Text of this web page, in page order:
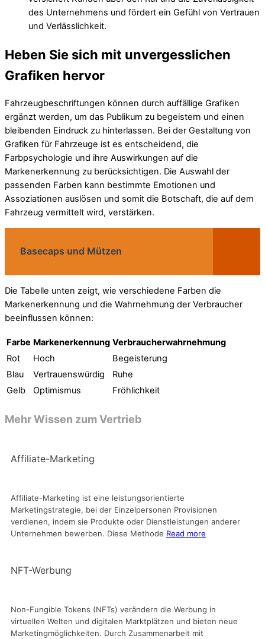
des Unternehmens und fördert ein Gefühl von Vertrauen
und Verlässlichkeit.
Heben Sie sich mit unvergesslichen
Grafiken hervor
Fahrzeugbeschriftungen können durch auffällige Grafiken
ergänzt werden, um das Publikum zu begeistern und einen
bleibenden Eindruck zu hinterlassen. Bei der Gestaltung von
Grafiken für Fahrzeuge ist es entscheidend, die
Farbpsychologie und ihre Auswirkungen auf die
Markenerkennung zu berücksichtigen. Die Auswahl der
passenden Farben kann bestimmte Emotionen und
Assoziationen auslösen und somit die Botschaft, die auf dem
Fahrzeug vermittelt wird, verstärken.
Basecaps und Mützen
Die Tabelle unten zeigt, wie verschiedene Farben die
Markenerkennung und die Wahrnehmung der Verbraucher
beeinflussen können:
Farbe Markenerkennung Verbraucherwahrnehmung
Rot
Hoch
Begeisterung
Blau
Vertrauenswürdig
Ruhe
Gelb
Optimismus Fröhlichkeit
Mehr Wissen zum Vertrieb
Affiliate-Marketing
Affiliate-Marketing ist eine leistungsorientierte
Marketingstrategie, bei der Einzelpersonen Provisionen
verdienen, indem sie Produkte oder Dienstleistungen anderer
Unternehmen bewerben. Diese Methode Read more
NFT-Werbung
Non-Fungible Tokens (NFTs) verändern die Werbung in
virtuellen Welten und digitalen Marktplätzen und bieten neue
Marketingmöglichkeiten. Durch Zusammenarbeit mit